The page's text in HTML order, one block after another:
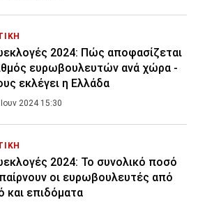
2024: Πώς αποφασίζεται
ευρωβουλευτών ανά χώρα -
εκλέγει η Ελλάδα
2024 15:30
2024: Το συνολικό ποσό
οι ευρωβουλευτές από
και επιδόματα